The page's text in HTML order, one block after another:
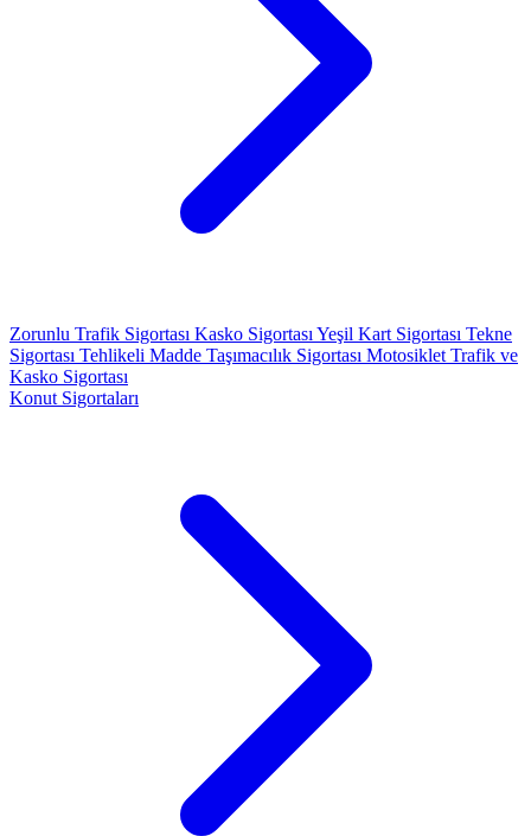
Zorunlu Trafik Sigortası Kasko Sigortası Yeşil Kart Sigortası Tekne
Sigortası Tehlikeli Madde Taşımacılık Sigortası Motosiklet Trafik ve
Kasko Sigortası
Konut Sigortaları